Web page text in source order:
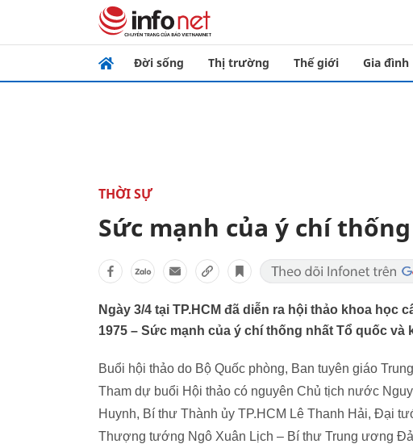
Đời sống Thị trường Thế giới Gia đình
THỜI SỰ
Sức mạnh của ý chí
Ngày 3/4 tại TP.HCM đã diễn ra hội thảo khoa
1975 – Sức mạnh của ý chí thống nhất Tổ quốc và
Buổi hội thảo do Bộ Quốc phòng, Ban tuyên giáo
Tham dự buổi Hội thảo có nguyên Chủ tịch nước
Huynh, Bí thư Thành ủy TP.HCM Lê Thanh Hải, Đại
Thượng tướng Ngô Xuân Lịch – Bí thư Trung ương